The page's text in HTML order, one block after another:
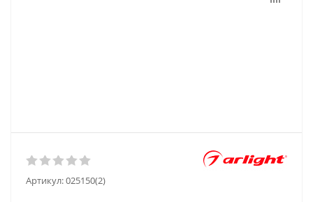
Артикул:025150(2)